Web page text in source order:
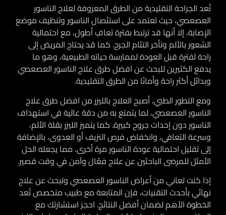
تُعد الجراحة التقليدية من الطرق المعروفة لعلاج الناسور
العصعصي، حيث تعتمد على استئصال الناسور وتنظيف موضع
الإصابة، إلا أنها قد ترتبط بفترة تعافٍ أطول، مع احتمالية
الشعور بالألم وتأخر التئام الجرح. كما قد يحتاج المريض إلى
راحة لفترة قبل العودة لممارسة حياته الطبيعية، وهو ما
يدفع الكثيرين للبحث عن افضل طرق علاج الناسور العصعصي
وبدائل أكثر راحة وأمانًا من الطرق التقليدية.
ومع التطور الطبي، أصبحالعلاج بالليزر من افضل طرق علاج
الناسور العصعصي، لما يتمتع به من دقة عالية في استهداف
الناسور دون إحداث جروح كبيرة. كما يتميز الليزر بقلة الألم،
وسرعة التعافي، وانخفاض فرص النزيف أو العدوى، بالإضافة
إلى تقليل احتمالية عودة الناسور مرة أخرى، مما يجعله الحل
الأمثل للمرضى الباحثين عن علاج فعّال وآمن في وقت قصير.
إذا كنت تعاني من أعراض الناسور العصعصي وتبحث عن علاج
نهائي بأحدث التقنيات، فإن المتابعة مع طبيب متخصص تُعد
الخطوة الأهم لضمان أفضل النتائج. احجز استشارتك مع